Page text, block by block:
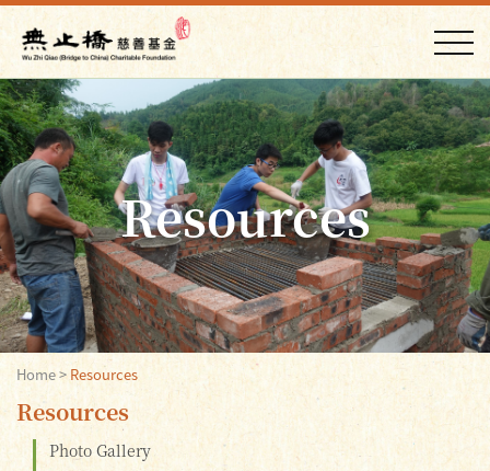
Resources
Home> Resources
Resources
Photo Gallery